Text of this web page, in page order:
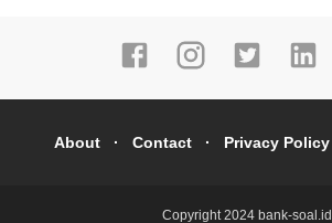
About Contact Privacy Policy
Copyright 2024 bank-soal.id